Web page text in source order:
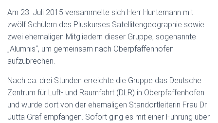
Am 23. Juli 2015 versammelte sich Herr Huntemann mit
zwölf Schülern des Pluskurses Satellitengeographie sowie
zwei ehemaligen Mitgliedern dieser Gruppe, sogenannte
„Alumnis“, um gemeinsam nach Oberpfaffenhofen
aufzubrechen.
Nach ca. drei Stunden erreichte die Gruppe das Deutsche
Zentrum für Luft- und Raumfahrt (DLR) in Oberpfaffenhofen
und wurde dort von der ehemaligen Standortleiterin Frau Dr.
Jutta Graf empfangen. Sofort ging es mit einer Führung über